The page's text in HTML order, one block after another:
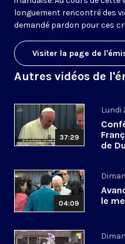
longuement rencontré des
demandé pardon pour ces
Visiter la page de
Autres vidéos de
37:29
Lundi
de
04:09
le